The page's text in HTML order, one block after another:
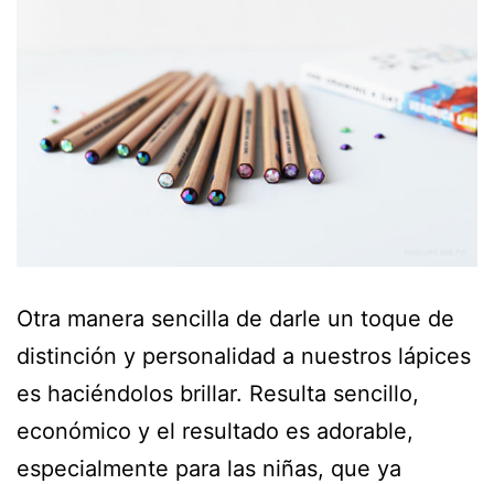
Otra manera sencilla de darle un toque de
distinción y personalidad a nuestros lápices
es haciéndolos brillar. Resulta sencillo,
económico y el resultado es adorable,
especialmente para las niñas, que ya